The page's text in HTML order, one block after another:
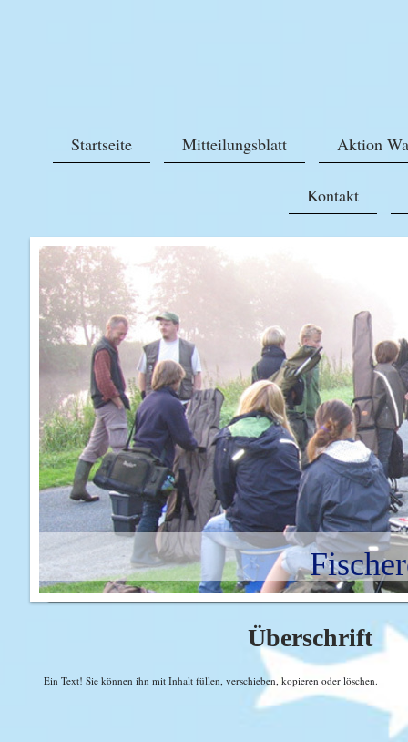
Startseite Mitteilungsblatt Aktion
Kontakt
Überschrift
Ein Text! Sie können ihn mit Inhalt füllen, verschieben, kopieren oder löschen.